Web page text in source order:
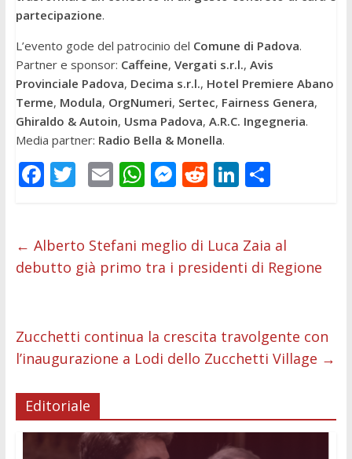
partecipazione.
L’evento gode del patrocinio del Comune di Padova.
Partner e sponsor: Caffeine, Vergati s.r.l., Avis
Provinciale Padova, Decima s.r.l., Hotel Premiere Abano
Terme, Modula, OrgNumeri, Sertec, Fairness Genera,
Ghiraldo & Autoin, Usma Padova, A.R.C. Ingegneria.
Media partner: Radio Bella & Monella.
F
b
o
k
T
er
E
l
W
s
A
p
M
e
n
er
R
di
t
Li
e
dI
C
di
vi
← Alberto Stefani meglio di Luca Zaia al
debutto già primo tra i presidenti di Regione
Zucchetti continua la crescita travolgente con
l’inaugurazione a Lodi dello Zucchetti Village →
Editoriale